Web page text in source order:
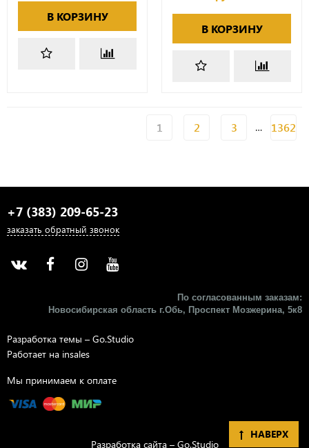
В КОРЗИНУ
В КОРЗИНУ
1 2 3 … 1362
+7 (383) 209-65-23
заказать обратный звонок
По согласованным заказам:
Новосибирская область г.Обь, Проспект Мозжерина, 5к8​
Разработка темы – Go.Studio
Работает на insales
Мы принимаем к оплате
НАВЕРХ
Разработка сайта – Go.Studio